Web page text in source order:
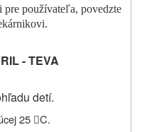
pre používateľa, povedzte
- TEVA
detí.
25 C.